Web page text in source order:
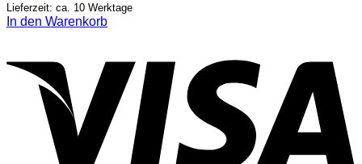
Lieferzeit: ca. 10 Werktage
In den Warenkorb